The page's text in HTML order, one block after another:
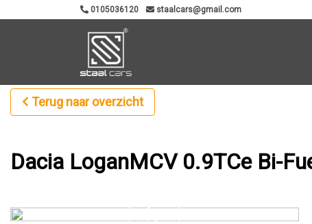
0105036120 staalcars@gmail.com
Terug naar overzicht
Dacia LoganMCV 0.9TCe Bi-